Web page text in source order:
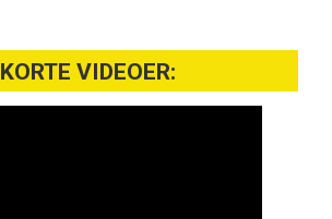
KORTE VIDEOER: